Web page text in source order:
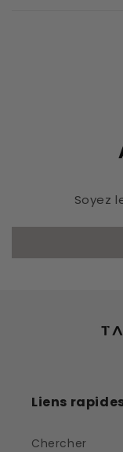
Soyez
Liens
Chercher